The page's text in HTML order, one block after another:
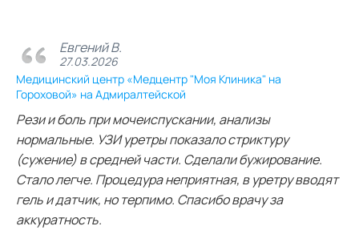
Евгений В.
27.03.2026
Медицинский центр «Медцентр "Моя Клиника" на
Гороховой» на Адмиралтейской
Рези и боль при мочеиспускании, анализы
нормальные. УЗИ уретры показало стриктуру
(сужение) в средней части. Сделали бужирование.
Стало легче. Процедура неприятная, в уретру вводят
гель и датчик, но терпимо. Спасибо врачу за
аккуратность.